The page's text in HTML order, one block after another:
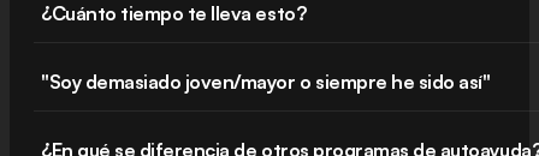
¿Cuánto tiempo te lleva esto?
"Soy demasiado joven/mayor o siempre he sido así"
¿En qué se diferencia de otros programas de